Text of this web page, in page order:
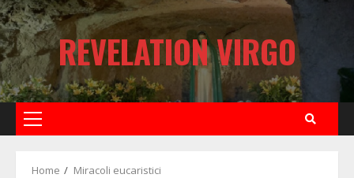
Skip
to
content
REVELATION VIRGO
Primary
Home Miracoli eucaristici